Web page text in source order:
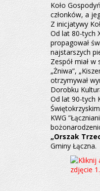
Koło
członków, a
Z inicjatywy
Od lat 80-tych
propagował
najstarszych
Zespół miał
„Żniwa”,
otrzymywał
Dorobku
Od lat 90-tych
KWG
„Orszak
Gminy Łączna.